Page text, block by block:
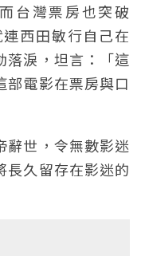
台灣票房也突破
西田敏行自己在
落淚，坦言：「這
部電影在票房與口
辭世，令無數影迷
長久留存在影迷的